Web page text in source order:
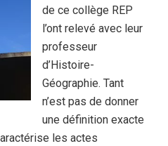
de ce collège REP
l’ont relevé avec leur
professeur
d’Histoire-
Géographie. Tant
n’est pas de donner
une définition exacte
les actes